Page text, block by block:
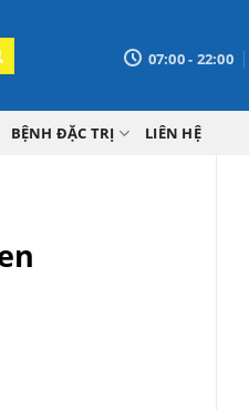
07:00 - 22:00
BỆNH ĐẶC TRỊ LIÊN HỆ